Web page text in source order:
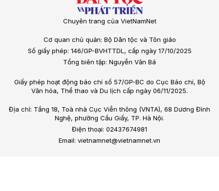
Chuyên trang của VietNamNet
Cơ quan chủ quản: Bộ Dân tộc và Tôn giáo
Số giấy phép: 146/GP-BVHTTDL, cấp ngày 17/10/2025
Tổng biên tập: Nguyễn Văn Bá
Giấy phép hoạt động báo chí số 57/GP-BC do Cục Báo chí, Bộ
Văn hóa, Thể thao và Du lịch cấp ngày 06/11/2025.
Địa chỉ: Tầng 18, Toà nhà Cục Viễn thông (VNTA), 68 Dương Đình
Nghệ, phường Cầu Giấy, TP. Hà Nội.
Điện thoại: 02437674981
Email: vietnamnet@vietnamnet.vn